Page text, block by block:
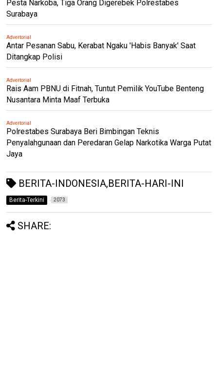
Pesta Narkoba, Tiga Orang Digerebek Polrestabes
Surabaya
Advertorial
Antar Pesanan Sabu, Kerabat Ngaku 'Habis Banyak' Saat
Ditangkap Polisi
Advertorial
Rais Aam PBNU di Fitnah, Tuntut Pemilik YouTube Benteng
Nusantara Minta Maaf Terbuka
Advertorial
Polrestabes Surabaya Beri Bimbingan Teknis
Penyalahgunaan dan Peredaran Gelap Narkotika Warga Putat
Jaya
BERITA-INDONESIA,BERITA-HARI-INI
Berita-Terkini 2073
SHARE: